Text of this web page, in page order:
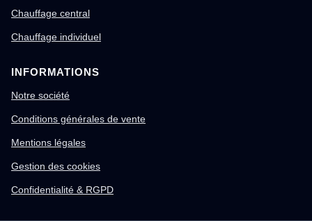
Chauffage central
Chauffage individuel
INFORMATIONS
Notre société
Conditions générales de vente
Mentions légales
Gestion des cookies
Confidentialité & RGPD